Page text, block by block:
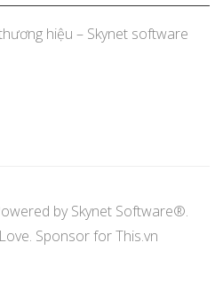
hiệu – Skynet software
by Skynet Software®.
Love. Sponsor forThis.vn